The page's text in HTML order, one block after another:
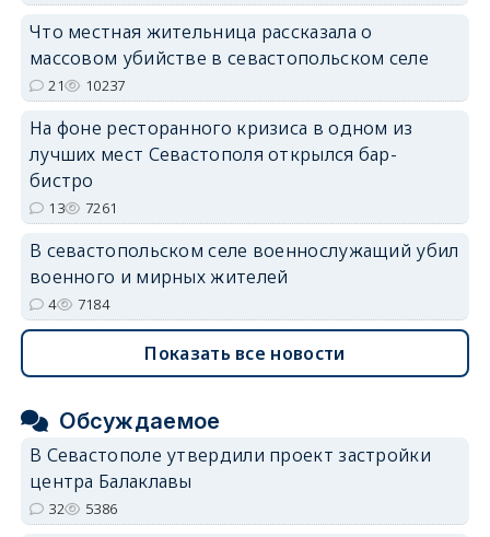
Что местная жительница рассказала о
массовом убийстве в севастопольском селе
21 10237
На фоне ресторанного кризиса в одном из
лучших мест Севастополя открылся бар-
бистро
13 7261
В севастопольском селе военнослужащий убил
военного и мирных жителей
4 7184
Показать все новости
Обсуждаемое
В Севастополе утвердили проект застройки
центра Балаклавы
32 5386